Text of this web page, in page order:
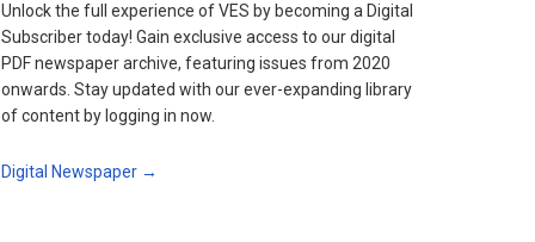
Unlock the full experience of VES by becoming a Digital
Subscriber today! Gain exclusive access to our digital
PDF newspaper archive, featuring issues from 2020
onwards. Stay updated with our ever-expanding library
of content by logging in now.
Digital Newspaper →